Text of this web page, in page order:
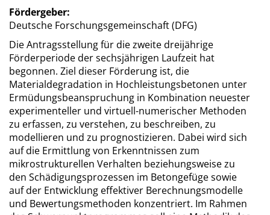
Fördergeber:
Deutsche Forschungsgemeinschaft (DFG)
Die Antragsstellung für die zweite dreijährige
Förderperiode der sechsjährigen Laufzeit hat
begonnen. Ziel dieser Förderung ist, die
Materialdegradation in Hochleistungsbetonen unter
Ermüdungsbeanspruchung in Kombination neuester
experimenteller und virtuell-numerischer Methoden
zu erfassen, zu verstehen, zu beschreiben, zu
modellieren und zu prognostizieren. Dabei wird sich
auf die Ermittlung von Erkenntnissen zum
mikrostrukturellen Verhalten beziehungsweise zu
den Schädigungsprozessen im Betongefüge sowie
auf der Entwicklung effektiver Berechnungsmodelle
und Bewertungsmethoden konzentriert. Im Rahmen